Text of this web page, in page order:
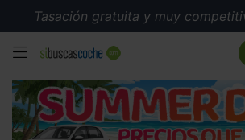
Tasación gratuita y muy
MENÚ